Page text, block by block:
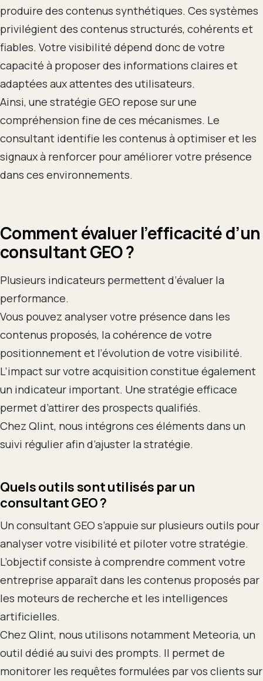
produire des contenus synthétiques. Ces systèmes
privilégient des contenus structurés, cohérents et
fiables. Votre visibilité dépend donc de votre
capacité à proposer des informations claires et
adaptées aux attentes des utilisateurs.
Ainsi, une stratégie GEO repose sur une
compréhension fine de ces mécanismes. Le
consultant identifie les contenus à optimiser et les
signaux à renforcer pour améliorer votre présence
dans ces environnements.
Comment évaluer l’efficacité d’un
consultant GEO ?
Plusieurs indicateurs permettent d’évaluer la
performance.
Vous pouvez analyser votre présence dans les
contenus proposés, la cohérence de votre
positionnement et l’évolution de votre visibilité.
L’impact sur votre acquisition constitue également
un indicateur important. Une stratégie efficace
permet d’attirer des prospects qualifiés.
Chez Qlint, nous intégrons ces éléments dans un
suivi régulier afin d’ajuster la stratégie.
Quels outils sont utilisés par un
consultant GEO ?
Un consultant GEO s’appuie sur plusieurs outils pour
analyser votre visibilité et piloter votre stratégie.
L’objectif consiste à comprendre comment votre
entreprise apparaît dans les contenus proposés par
les moteurs de recherche et les intelligences
artificielles.
Chez Qlint, nous utilisons notamment Meteoria, un
outil dédié au suivi des prompts. Il permet de
monitorer les requêtes formulées par vos clients sur